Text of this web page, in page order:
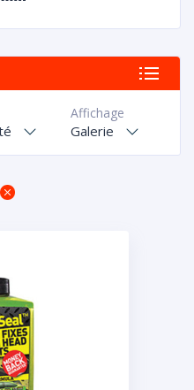
Affichage
Galerie